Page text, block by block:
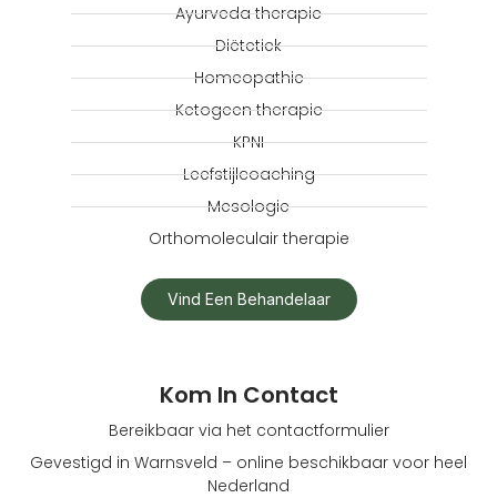
Ayurveda therapie
Diëtetiek
Homeopathie
Ketogeen therapie
KPNI
Leefstijlcoaching
Mesologie
Orthomoleculair therapie
Vind Een Behandelaar
Kom In Contact
Bereikbaar via het contactformulier
Gevestigd in Warnsveld – online beschikbaar voor heel
Nederland